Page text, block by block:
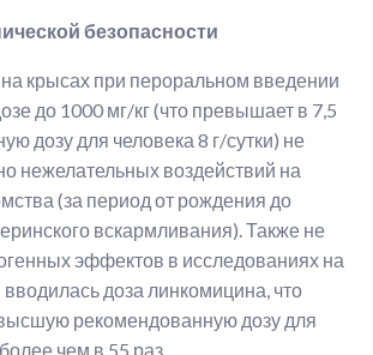
безопасности
крысах при пероральном введении
до 1000 мг/кг (что превышает в 7,5
дозу для человека 8 г/сутки) не
нежелательных воздействий на
(за период от рождения до
вскармливания). Также не
эффектов в исследованиях на
доза линкомицина, что
рекомендованную дозу для
чем в 55 раз.